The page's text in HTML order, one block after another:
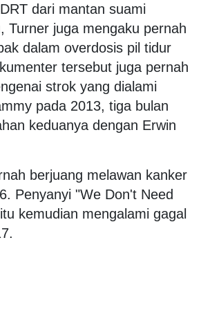
dari mantan suami
Turner juga mengaku pernah
dalam overdosis pil tidur
tersebut juga pernah
strok yang dialami
pada 2013, tiga bulan
keduanya dengan Erwin
berjuang melawan kanker
Penyanyi "We Don't Need
kemudian mengalami gagal